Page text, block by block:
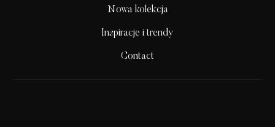
Nowa kolekcja
Inspiracje i trendy
Contact